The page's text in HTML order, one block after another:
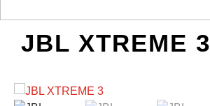
JBL XTREME 3